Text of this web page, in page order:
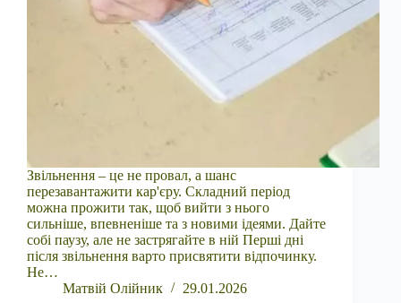
Звільнення – це не провал, а шанс
перезавантажити кар'єру. Складний період
можна прожити так, щоб вийти з нього
сильніше, впевненіше та з новими ідеями. Дайте
собі паузу, але не застрягайте в ній Перші дні
після звільнення варто присвятити відпочинку.
Не…
Матвій Олійник
29.01.2026